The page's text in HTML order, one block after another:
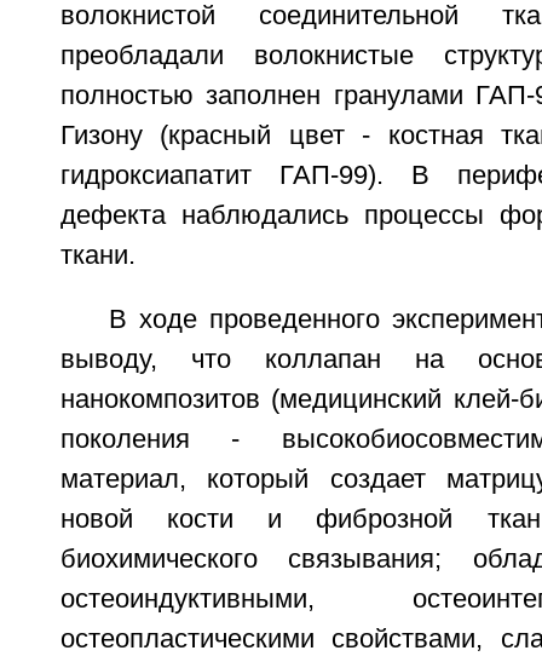
волокнистой соединительной
преобладали волокнистые
полностью заполнен гранулами
Гизону (красный цвет - костная
гидроксиапатит ГАП-99). В
дефекта наблюдались процессы
ткани.
В ходе проведенного
выводу, что коллапан на
нанокомпозитов (медицинский клей-
поколения -
материал, который создает
новой кости и фиброзной
биохимического связывания;
остеоиндуктивными,
остеопластическими свойствами,